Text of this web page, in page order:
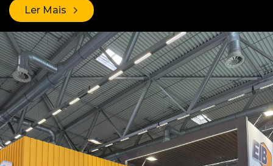
Ler Mais